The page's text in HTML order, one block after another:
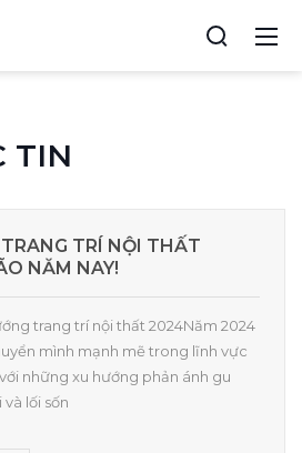
TIN
TRÍ NỘI THẤT
NĂM NAY!
trang trí nội thất 2024Năm 2024
mình mạnh mẽ trong lĩnh vực
những xu hướng phản ánh gu
lối sốn